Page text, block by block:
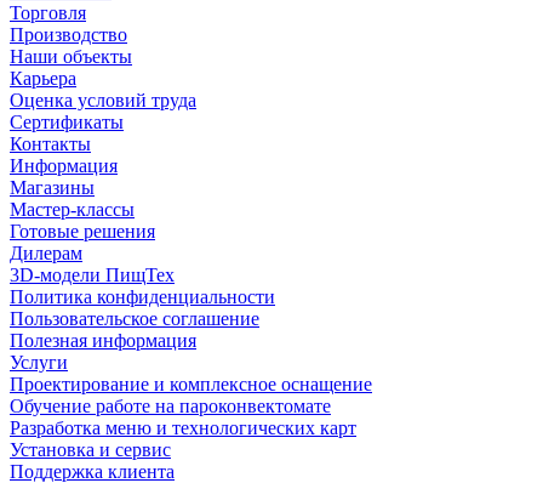
Торговля
Производство
Наши объекты
Карьера
Оценка условий труда
Сертификаты
Контакты
Информация
Магазины
Мастер-классы
Готовые решения
Дилерам
3D-модели ПищТех
Политика конфиденциальности
Пользовательское соглашение
Полезная информация
Услуги
Проектирование и комплексное оснащение
Обучение работе на пароконвектомате
Разработка меню и технологических карт
Установка и сервис
Поддержка клиента